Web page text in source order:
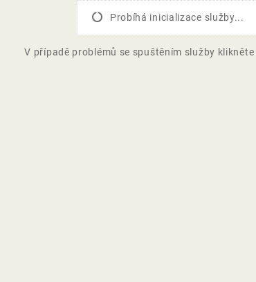
Probíhá inicializace služby...
V případě problémů se spuštěním služby